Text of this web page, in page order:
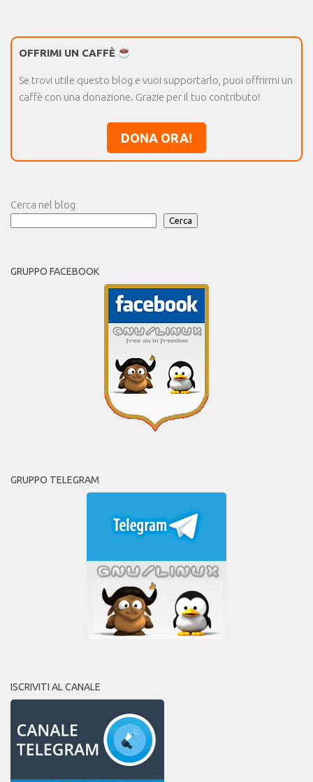
OFFRIMI UN CAFFÈ
Se trovi utile questo blog e vuoi supportarlo, puoi offrirmi un
caffè con una donazione. Grazie per il tuo contributo!
DONA ORA!
Cerca nel blog
Cerca
GRUPPO FACEBOOK
GRUPPO TELEGRAM
ISCRIVITI AL CANALE